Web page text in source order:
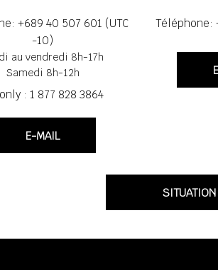
+689 40 507 601 (UTC
-10)
au vendredi 8h-17h
Samedi 8h-12h
: 1 877 828 3864
E-MAIL
Téléphone:
SITUATION